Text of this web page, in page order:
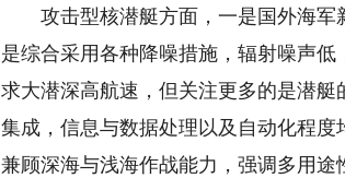
攻击型核潜艇方面，一是国外海军
是综合采用各种降噪措施，辐射噪声
求大潜深高航速，但关注更多的是潜
集成，信息与数据处理以及自动化程
兼顾深海与浅海作战能力，强调多用途